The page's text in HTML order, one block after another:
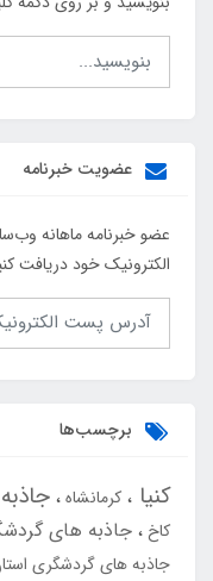
عضویت خبرنامه
عضو خبرنامه ماهانه
الکترونیک خود دریافت
برچسب‌ها
کنیا کرمانشاه
کاخ جاذبه های
جاذبه های گردشگری